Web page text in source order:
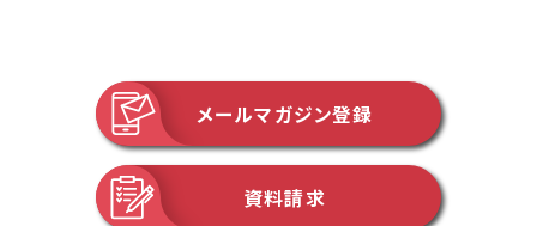
メールマガジン登録
資料請求